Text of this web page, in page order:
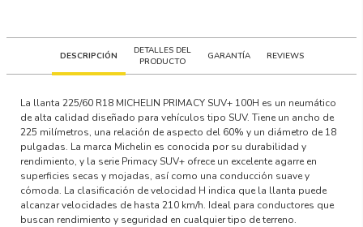
DESCRIPCIÓN
DETALLES DEL
PRODUCTO
GARANTÍA REVIEWS
La llanta 225/60 R18 MICHELIN PRIMACY SUV+ 100H es un neumático
de alta calidad diseñado para vehículos tipo SUV. Tiene un ancho de
225 milímetros, una relación de aspecto del 60% y un diámetro de 18
pulgadas. La marca Michelin es conocida por su durabilidad y
rendimiento, y la serie Primacy SUV+ ofrece un excelente agarre en
superficies secas y mojadas, así como una conducción suave y
cómoda. La clasificación de velocidad H indica que la llanta puede
alcanzar velocidades de hasta 210 km/h. Ideal para conductores que
buscan rendimiento y seguridad en cualquier tipo de terreno.